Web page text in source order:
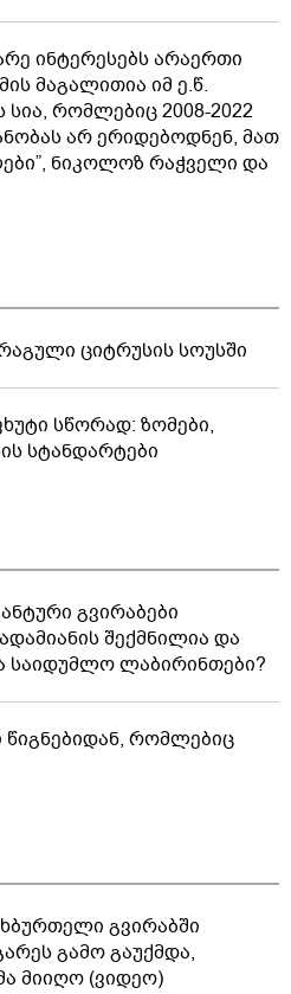
ინტერესებს არაერთი
მაგალითია იმ ე.წ.
რომლებიც 2008-2022
არ ერიდებოდნენ, მათ
ნიკოლოზ რაჭველი და
ციტრუსის სოუსში
სწორად: ზომები,
სტანდარტები
გვირაბები
შექმნილია და
საიდუმლო ლაბირინთები?
წიგნებიდან, რომლებიც
გვირაბში
გამო გაუქმდა,
მიიღო (ვიდეო)